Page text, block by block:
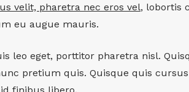
velit, pharetra nec eros vel, lobortis
eu augue mauris.
leo eget, porttitor pharetra nisl.
pretium quis. Quisque quis